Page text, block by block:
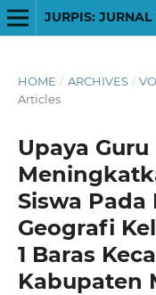
JURPIS:
HOME / ARCHIVES /
Articles
Upaya
Siswa Pada
Geografi
1 Baras
Kabupaten